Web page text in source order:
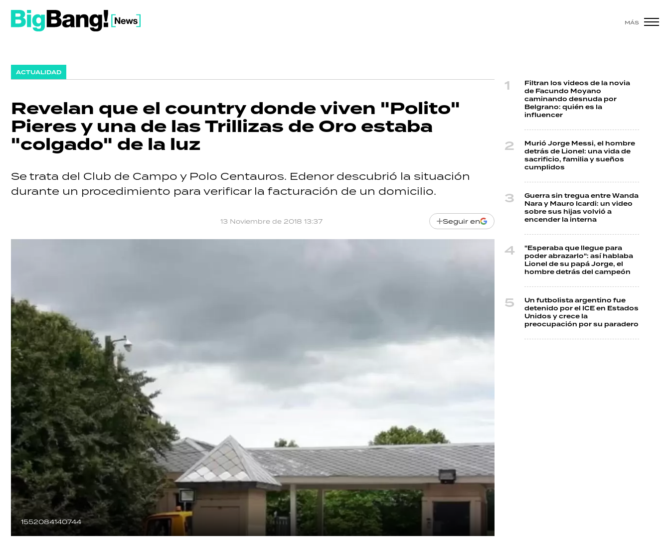
MÁS
ACTUALIDAD
Revelan que el country donde viven "Polito"
Pieres y una de las Trillizas de Oro estaba
"colgado" de la luz
Se trata del Club de Campo y Polo Centauros. Edenor descubrió la situación
durante un procedimiento para verificar la facturación de un domicilio.
13 Noviembre de 2018 13:37 Seguir en
1552084140744
Filtran los videos de la novia
de Facundo Moyano
caminando desnuda por
Belgrano: quién es la
influencer
Murió Jorge Messi, el hombre
detrás de Lionel: una vida de
sacrificio, familia y sueños
cumplidos
Guerra sin tregua entre Wanda
Nara y Mauro Icardi: un video
sobre sus hijas volvió a
encender la interna
"Esperaba que llegue para
poder abrazarlo": así hablaba
Lionel de su papá Jorge, el
hombre detrás del campeón
Un futbolista argentino fue
detenido por el ICE en Estados
Unidos y crece la
preocupación por su paradero